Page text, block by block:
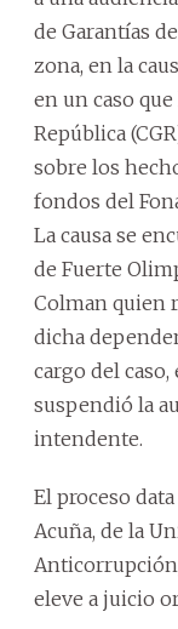
de Garantías
zona, en la
en un caso
República
sobre los
fondos del
La causa se
de Fuerte
Colman quien
dicha
cargo del caso,
suspendió la
intendente.
El proceso
Acuña, de la
eleve a juicio